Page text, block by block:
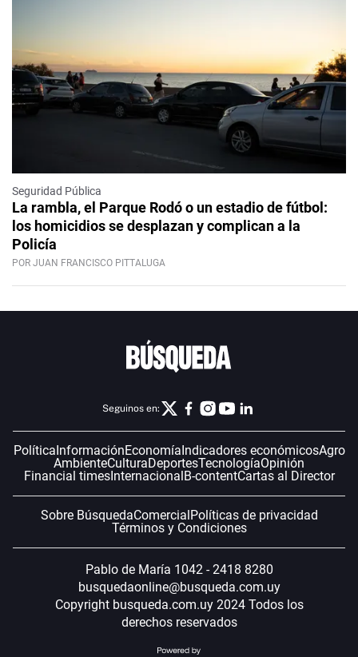
Seguridad Pública
La rambla, el Parque Rodó o un estadio de fútbol:
los homicidios se desplazan y complican a la
Policía
POR JUAN FRANCISCO PITTALUGA
Seguinos en:
PolíticaInformaciónEconomíaIndicadores económicosAgro
AmbienteCulturaDeportesTecnologíaOpinión
Financial timesInternacionalB-contentCartas al Director
Sobre BúsquedaComercialPolíticas de privacidad
Términos y Condiciones
Pablo de María 1042 - 2418 8280
busquedaonline@busqueda.com.uy
Copyright busqueda.com.uy 2024 Todos los
derechos reservados